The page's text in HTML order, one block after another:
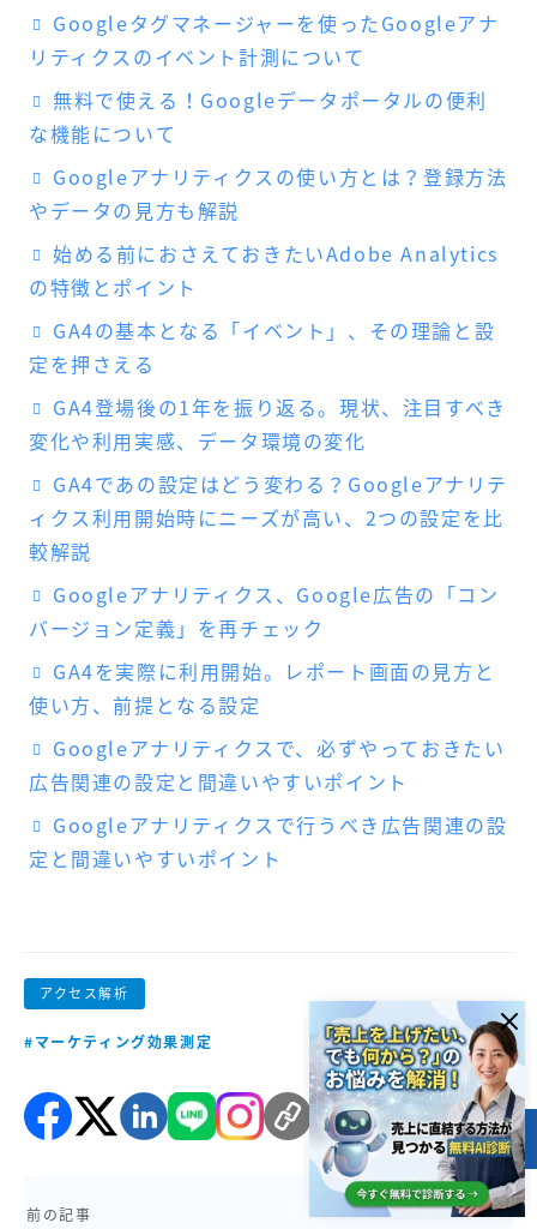
アクセス解析
#マーケティング効果測定
前の記事
Googleタグマネージャーを使ったGoogleアナ
リティクスのイベント計測について
無料で使える！Googleデータポータルの便利
な機能について
Googleアナリティクスの使い方とは？登録方法
やデータの見方も解説
始める前におさえておきたいAdobe Analytics
の特徴とポイント
GA4の基本となる「イベント」、その理論と設
定を押さえる
GA4登場後の1年を振り返る。現状、注目すべき
変化や利用実感、データ環境の変化
GA4であの設定はどう変わる？Googleアナリテ
ィクス利用開始時にニーズが高い、2つの設定を比
較解説
Googleアナリティクス、Google広告の「コン
バージョン定義」を再チェック
GA4を実際に利用開始。レポート画面の見方と
使い方、前提となる設定
Googleアナリティクスで、必ずやっておきたい
広告関連の設定と間違いやすいポイント
Googleアナリティクスで行うべき広告関連の設
定と間違いやすいポイント
目次